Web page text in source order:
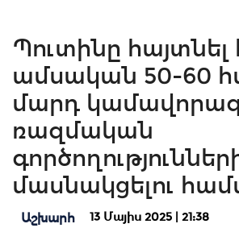
Պուտինը հայտնել
ամսական 50-60
մարդ
ռազմական
մասնակցելու
Աշխարհ 13 Մայիս 2025 | 21:38